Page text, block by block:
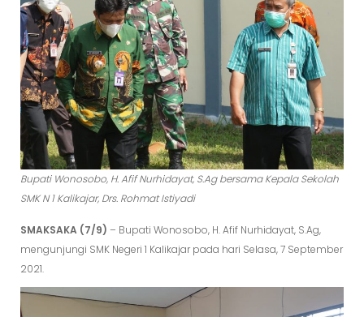
Bupati Wonosobo, H. Afif Nurhidayat, S.Ag bersama Kepala Sekolah
SMK N 1 Kalikajar, Drs. Rohmat Istiyadi
SMAKSAKA (7/9) – Bupati Wonosobo, H. Afif Nurhidayat, S.Ag,
mengunjungi SMK Negeri 1 Kalikajar pada hari Selasa, 7 September
2021.